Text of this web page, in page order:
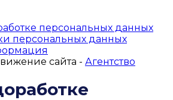
персональных данных
персональных данных
сайта - Агентство